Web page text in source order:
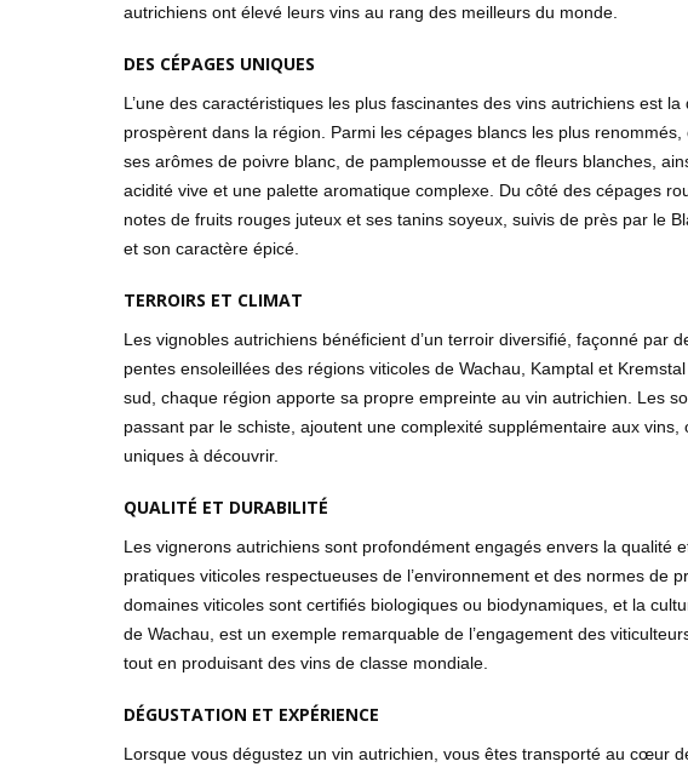
autrichiens ont élevé leurs vins au rang des meilleurs du monde.
DES CÉPAGES UNIQUES
L’une des caractéristiques les plus fascinantes des vins autrichiens est
prospèrent dans la région. Parmi les cépages blancs les plus
ses arômes de poivre blanc, de pamplemousse et de fleurs blanches,
acidité vive et une palette aromatique complexe. Du côté des cépages
notes de fruits rouges juteux et ses tanins soyeux, suivis de près par le
et son caractère épicé.
TERROIRS ET CLIMAT
Les vignobles autrichiens bénéficient d’un terroir diversifié, façonné par
pentes ensoleillées des régions viticoles de Wachau, Kamptal et
sud, chaque région apporte sa propre empreinte au vin autrichien. Les
passant par le schiste, ajoutent une complexité supplémentaire aux
uniques à découvrir.
QUALITÉ ET DURABILITÉ
Les vignerons autrichiens sont profondément engagés envers la qualité
pratiques viticoles respectueuses de l’environnement et des normes de
domaines viticoles sont certifiés biologiques ou biodynamiques, et la
de Wachau, est un exemple remarquable de l’engagement des
tout en produisant des vins de classe mondiale.
DÉGUSTATION ET EXPÉRIENCE
Lorsque vous dégustez un vin autrichien, vous êtes transporté au cœur